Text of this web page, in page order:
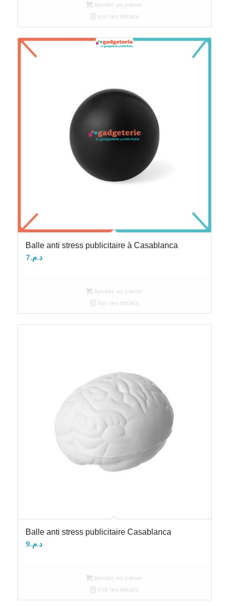
Ajouter au panier
Voir les détails
Balle anti stress publicitaire à Casablanca
د.م.7
Ajouter au panier
Voir les détails
Balle anti stress publicitaire Casablanca
د.م.9
Ajouter au panier
Voir les détails